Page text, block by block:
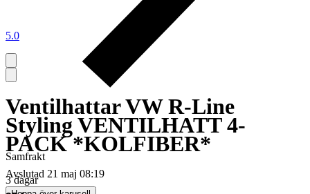
5.0
Ventilhattar VW R-Line
Styling VENTILHATT 4-
PACK *KOLFIBER*
Avslutad 21 maj 08:19
Samfrakt
3 dagar